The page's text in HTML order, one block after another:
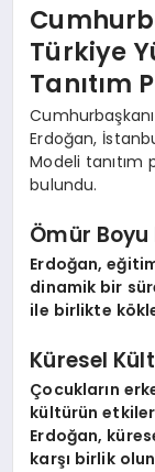
Türkiye
Tanıtım
Erdoğan,
Modeli tanıtım
bulundu.
Ömür Boyu
Erdoğan,
dinamik bir
ile birlikte
Küresel
Çocukların
kültürün
Erdoğan,
karşı birlik